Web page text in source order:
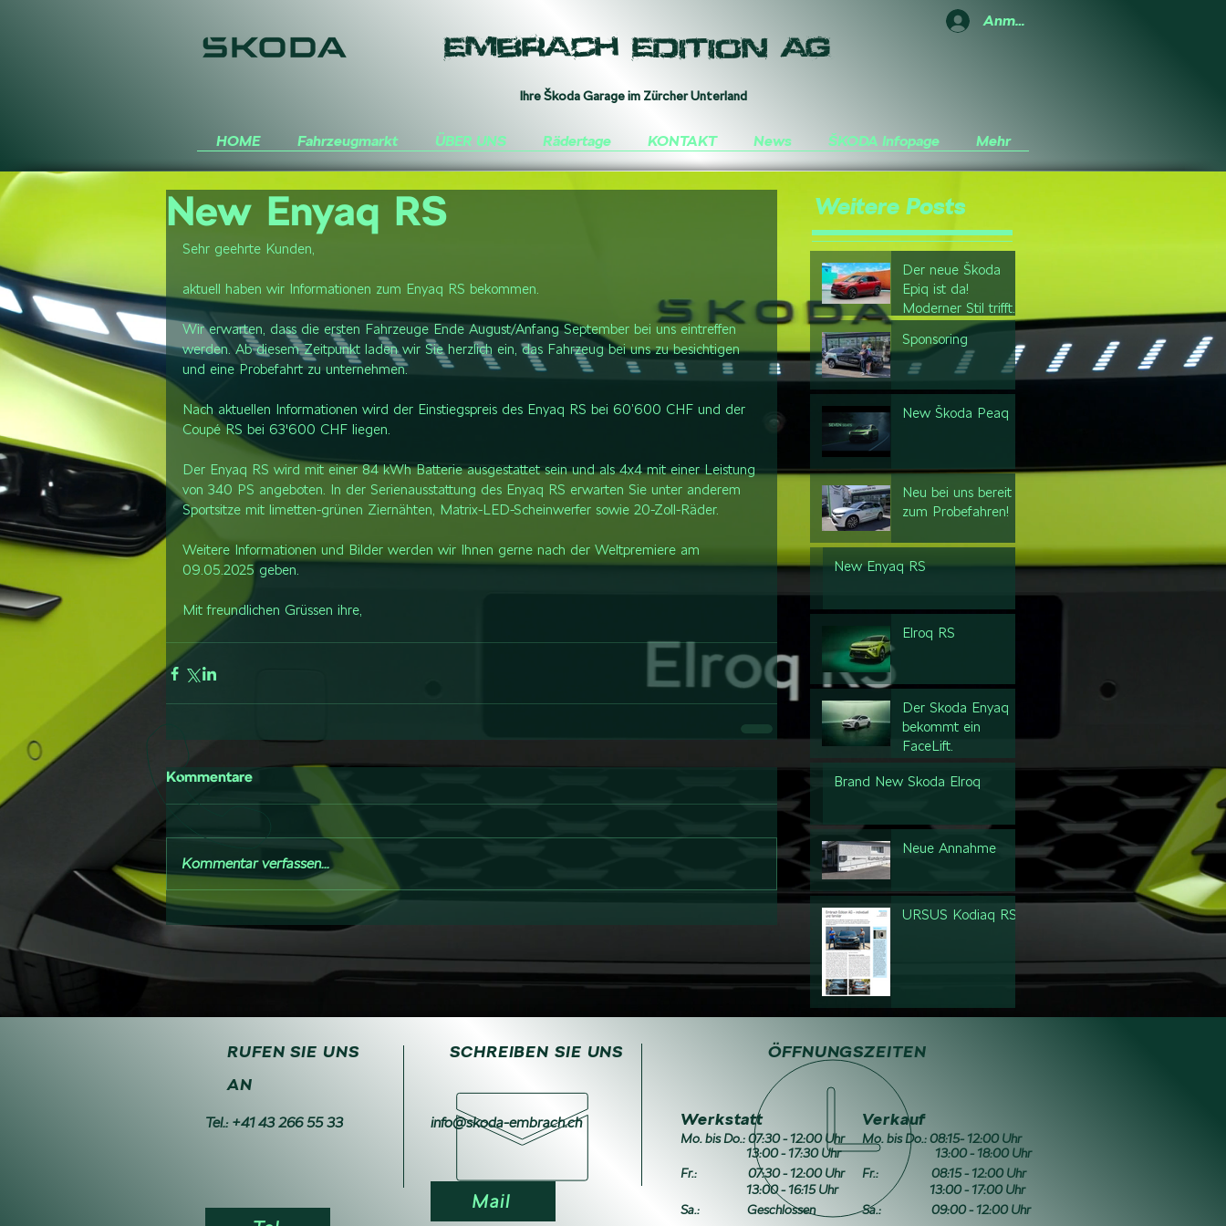
Embrach Edition AG
IhreŠkoda Garage im Zürcher Unterland
Anmelden
HOME Fahrzeugmarkt ÜBER UNS Rädertage KONTAKT News ŠKODA Infopage Mehr
New Enyaq RS
Sehr geehrte Kunden,
aktuell haben wir Informationen zum Enyaq RS bekommen.
Wir erwarten, dass die ersten Fahrzeuge Ende August/Anfang September bei uns eintreffen
werden. Ab diesem Zeitpunkt laden wir Sie herzlich ein, das Fahrzeug bei uns zu besichtigen
und eine Probefahrt zu unternehmen.
Nach aktuellen Informationen wird der Einstiegspreis des Enyaq RS bei 60’600 CHF und der
Coupé RS bei 63'600 CHF liegen.
Der Enyaq RS wird mit einer 84 kWh Batterie ausgestattet sein und als 4x4 mit einer Leistung
von 340 PS angeboten. In der Serienausstattung des Enyaq RS erwarten Sie unter anderem
Sportsitze mit limetten-grünen Ziernähten, Matrix-LED-Scheinwerfer sowie 20-Zoll-Räder.
Weitere Informationen und Bilder werden wir Ihnen gerne nach der Weltpremiere am
09.05.2025 geben.
Mit freundlichen Grüssen ihre,
Kommentare
Kommentar verfassen...
Weitere Posts
Der neue Škoda
Epiq ist da!
Moderner Stil trifft
Abenteuerlust!
Sponsoring
New Škoda Peaq
Neu bei uns bereit
zum Probefahren!
New Enyaq RS
Elroq RS
Der Skoda Enyaq
bekommt ein
FaceLift.
Brand New Skoda Elroq
Neue Annahme
URSUS Kodiaq RS
RUFEN SIE UNS
AN
Tel.: +41 43 266 55 33
SCHREIBEN SIE UNS
info@skoda-embrach.ch
Mail
ÖFFNUNGSZEITEN
Werkstatt
Mo. bis Do.: 07:30 - 12:00 Uhr
13:00 - 17:30 Uhr
Fr.:
07:30 - 12:00 Uhr
13:00 - 16:15 Uhr
Sa.:
Geschlossen
Verkauf
Mo. bis Do.: 08:15- 12:00 Uhr
13:00 - 18:00 Uhr
Fr.:
08:15 - 12:00 Uhr
13:00 - 17:00 Uhr
Sa.:
09:00 - 12:00 Uhr